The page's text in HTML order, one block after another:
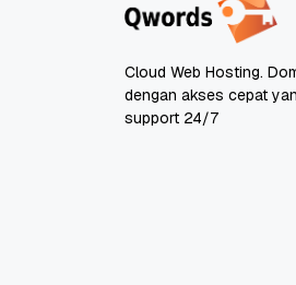
Cloud Web Hosting.
dengan akses cepat
support 24/7